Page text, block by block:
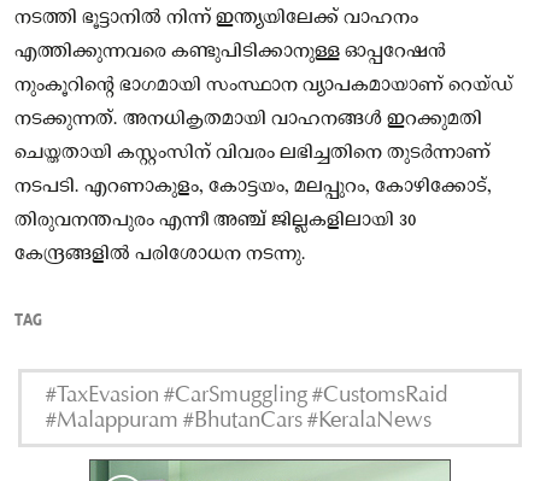
നടത്തി ഭൂട്ടാനില്‍ നിന്ന് ഇന്ത്യയിലേക്ക് വാഹനം
എത്തിക്കുന്നവരെ കണ്ടുപിടിക്കാനുള്ള ഓപ്പറേഷന്‍
നുംകൂറിന്റെ ഭാഗമായി സംസ്ഥാന വ്യാപകമായാണ് റെയ്ഡ്
നടക്കുന്നത്. അനധികൃതമായി വാഹനങ്ങള്‍ ഇറക്കുമതി
ചെയ്തതായി കസ്റ്റംസിന് വിവരം ലഭിച്ചതിനെ തുടര്‍ന്നാണ്
നടപടി. എറണാകുളം, കോട്ടയം, മലപ്പുറം, കോഴിക്കോട്,
തിരുവനന്തപുരം എന്നീ അഞ്ച് ജില്ലകളിലായി 30
കേന്ദ്രങ്ങളില്‍ പരിശോധന നടന്നു.
TAG
#TaxEvasion #CarSmuggling #CustomsRaid
#Malappuram #BhutanCars #KeralaNews